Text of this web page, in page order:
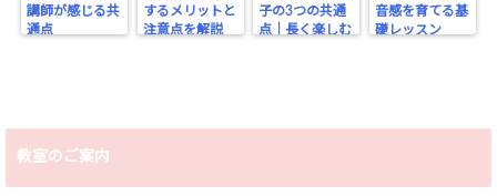
講師が感じる共
通点
するメリットと
注意点を解説
子の3つの共通
点｜長く楽しむ
音感を育てる基
礎レッスン
教室のご案内